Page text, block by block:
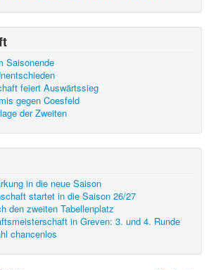
Saisonende
feiert Auswärtssieg
gegen Coesfeld
der Zweiten
in die neue Saison
startet in die Saison 26/27
den zweiten Tabellenplatz
in Greven: 3. und 4. Runde
chancenlos